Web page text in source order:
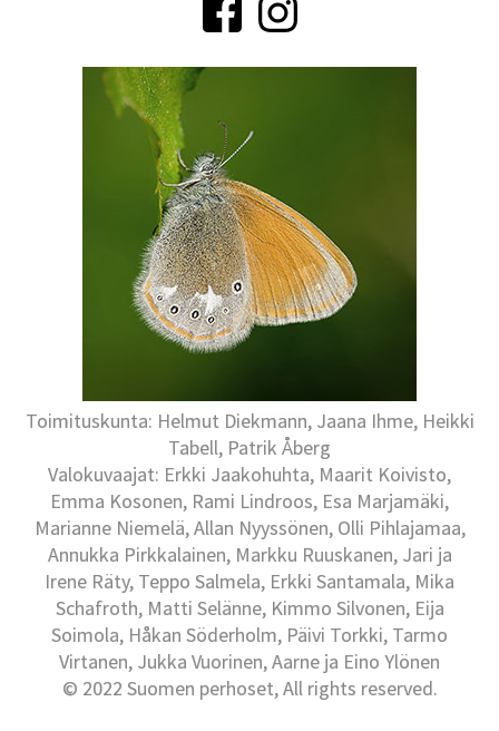
Toimituskunta: Helmut Diekmann, Jaana Ihme, Heikki
Tabell, Patrik Åberg
Valokuvaajat: Erkki Jaakohuhta, Maarit Koivisto,
Emma Kosonen, Rami Lindroos, Esa Marjamäki,
Marianne Niemelä, Allan Nyyssönen, Olli Pihlajamaa,
Annukka Pirkkalainen, Markku Ruuskanen, Jari ja
Irene Räty, Teppo Salmela, Erkki Santamala, Mika
Schafroth, Matti Selänne, Kimmo Silvonen, Eija
Soimola, Håkan Söderholm, Päivi Torkki, Tarmo
Virtanen, Jukka Vuorinen, Aarne ja Eino Ylönen
© 2022 Suomen perhoset, All rights reserved.